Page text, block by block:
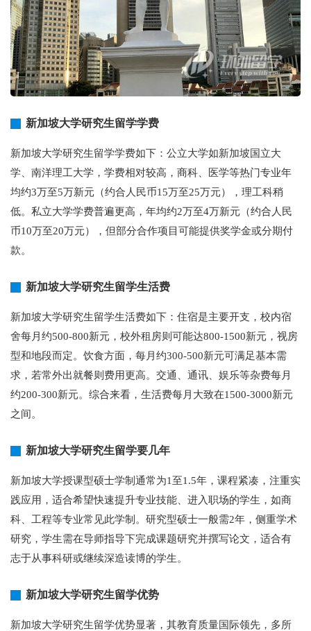
新加坡大学研究生留学学费
新加坡大学研究生留学学费如下：公立大学如新加坡国立大
学、南洋理工大学，学费相对较高，商科、医学等热门专业年
均约3万至5万新元（约合人民币15万至25万元），理工科稍
低。私立大学学费普遍更高，年均约2万至4万新元（约合人民
币10万至20万元），但部分合作项目可能提供奖学金或分期付
款。
新加坡大学研究生留学生活费
新加坡大学研究生留学生活费如下：住宿是主要开支，校内宿
舍每月约500-800新元，校外租房则可能达800-1500新元，视房
型和地段而定。饮食方面，每月约300-500新元可满足基本需
求，若常外出就餐则费用更高。交通、通讯、娱乐等杂费每月
约200-300新元。综合来看，生活费每月大致在1500-3000新元
之间。
新加坡大学研究生留学要几年
新加坡大学授课型硕士学制通常为1至1.5年，课程紧凑，注重实
践应用，适合希望快速提升专业技能、进入职场的学生，如商
科、工程等专业常见此学制。研究型硕士一般需2年，侧重学术
研究，学生需在导师指导下完成课题研究并撰写论文，适合有
志于从事科研或继续深造读博的学生。
新加坡大学研究生留学优势
新加坡大学研究生留学优势显著，其教育质量国际领先，多所